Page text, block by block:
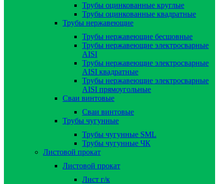
Трубы оцинкованные круглые
Трубы оцинкованные квадратные
Трубы нержавеющие
Трубы нержавеющие бесшовные
Трубы нержавеющие электросварные
AISI
Трубы нержавеющие электросварные
AISI квадратные
Трубы нержавеющие электросварные
AISI прямоугольные
Сваи винтовые
Сваи винтовые
Трубы чугунные
Трубы чугунные SML
Трубы чугунные ЧК
Листовой прокат
Листовой прокат
Лист г/к